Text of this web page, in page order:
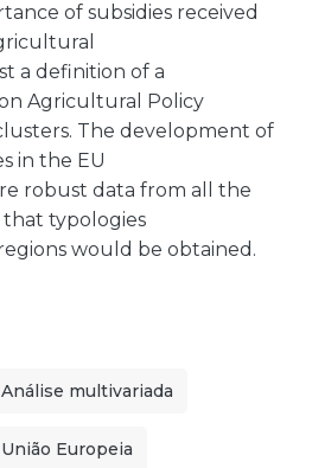
of subsidies received
a definition of a
Agricultural Policy
The development of
in the EU
robust data from all the
typologies
would be obtained.
Análise multivariada
Europeia